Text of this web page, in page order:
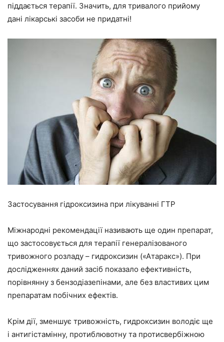
піддається терапії. Значить, для тривалого прийому
дані лікарські засоби не придатні!
Застосування гідроксизина при лікуванні ГТР
Міжнародні рекомендації називають ще один препарат,
що застосовується для терапії генералізованого
тривожного розладу – гидроксизин («Атаракс»). При
дослідженнях даний засіб показало ефективність,
порівнянну з бензодіазепінами, але без властивих цим
препаратам побічних ефектів.
Крім дії, зменшує тривожність, гидроксизин володіє ще
і антигістамінну, протиблювотну та протисвербіжною